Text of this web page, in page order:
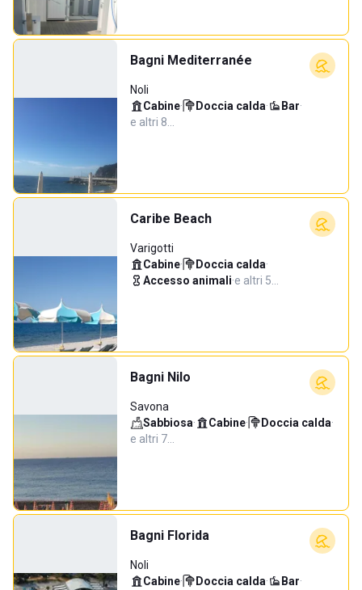
Bagni Mediterranée
Noli
Cabine· Doccia calda· Bar·
e altri 8…
Caribe Beach
Varigotti
Cabine· Doccia calda·
Accesso animali·e altri 5…
Bagni Nilo
Savona
Sabbiosa· Cabine· Doccia calda·
e altri 7…
Bagni Florida
Noli
Cabine· Doccia calda· Bar·